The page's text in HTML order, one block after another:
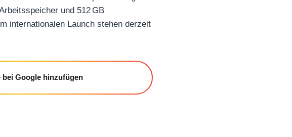
und 512 GB
internationalen Launch stehen derzeit
Google hinzufügen